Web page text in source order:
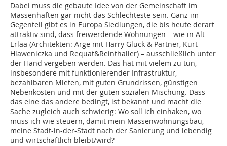
Dabei muss die gebaute Idee von der Gemeinschaft im
Massenhaften gar nicht das Schlechteste sein. Ganz im
Gegenteil gibt es in Europa Siedlungen, die bis heute derart
attraktiv sind, dass freiwerdende Wohnungen – wie in Alt
Erlaa (Architekten: Arge mit Harry Glück & Partner, Kurt
Hlaweniczka und Requat&Reinthaller) – ausschließlich unter
der Hand vergeben werden. Das hat mit vielem zu tun,
insbesondere mit funktionierender Infrastruktur,
bezahlbaren Mieten, mit guten Grundrissen, günstigen
Nebenkosten und mit der guten sozialen Mischung. Dass
das eine das andere bedingt, ist bekannt und macht die
Sache zugleich auch schwierig: Wo soll ich einhaken, wo
muss ich wie steuern, damit mein Massenwohnungsbau,
meine Stadt-in-der-Stadt nach der Sanierung und lebendig
und wirtschaftlich bleibt/wird?